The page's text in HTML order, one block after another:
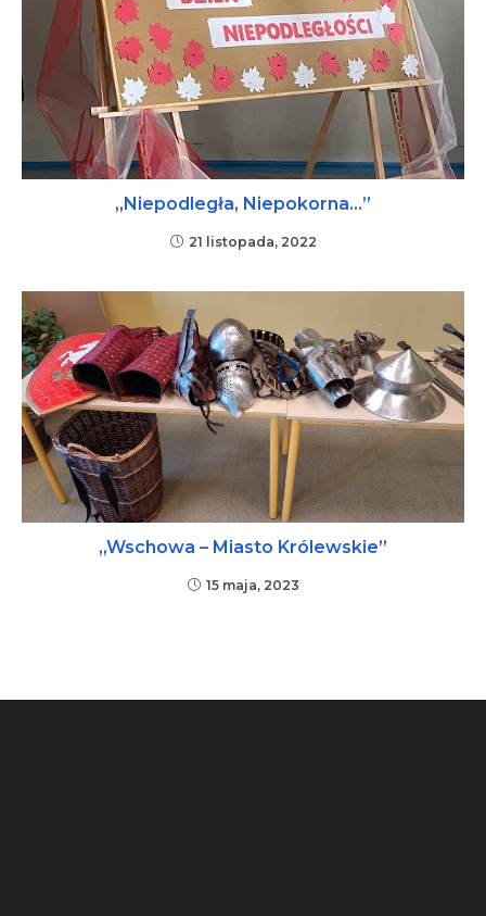
„Niepodległa, Niepokorna…”
21 listopada, 2022
„Wschowa – Miasto Królewskie”
15 maja, 2023